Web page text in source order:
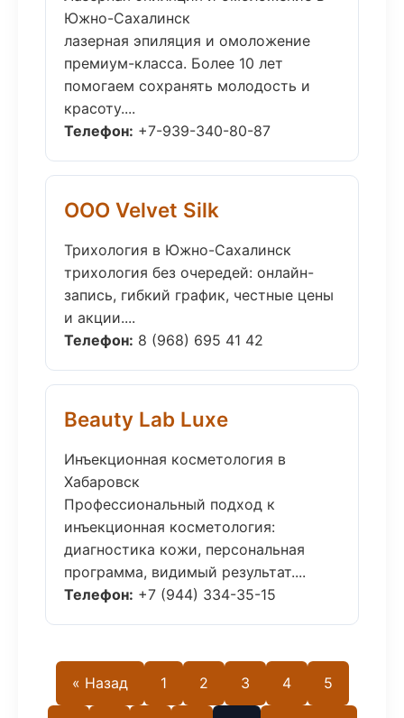
Южно-Сахалинск
лазерная эпиляция и омоложение
премиум-класса. Более 10 лет
помогаем сохранять молодость и
красоту....
Телефон: +7-939-340-80-87
ООО Velvet Silk
Трихология в Южно-Сахалинск
трихология без очередей: онлайн-
запись, гибкий график, честные цены
и акции....
Телефон: 8 (968) 695 41 42
Beauty Lab Luxe
Инъекционная косметология в
Хабаровск
Профессиональный подход к
инъекционная косметология:
диагностика кожи, персональная
программа, видимый результат....
Телефон: +7 (944) 334-35-15
« Назад 1 2 3 4 5